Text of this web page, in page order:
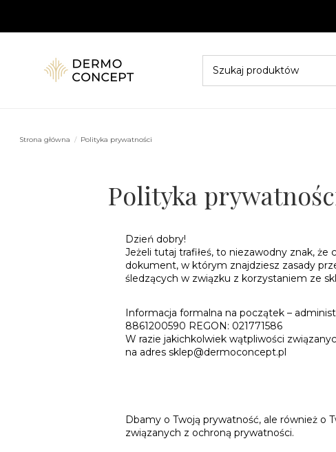
Strona główna Polityka prywatności
Polityka
Dzień dobry!
Jeżeli tutaj trafiłeś, to niezawodny znak,
dokument, w którym znajdziesz zasady
śledzących w związku z korzystaniem ze
Informacja formalna na początek –
8861200590 REGON: 021771586
W razie jakichkolwiek wątpliwości
na adres sklep@dermoconcept.pl
Dbamy o Twoją prywatność, ale również o
związanych z ochroną prywatności.